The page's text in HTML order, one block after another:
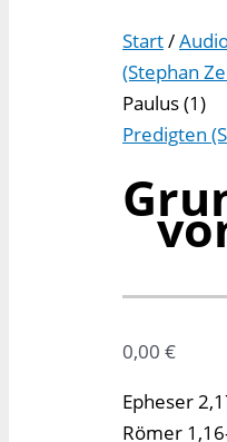
Start/
(Stephan
Paulus (1)
Predigten
0,00 €
Epheser
Römer